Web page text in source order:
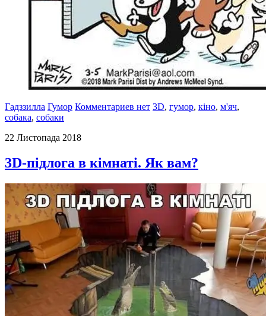
Гадззилла Гумор Комментариев нет 3D, гумор, кіно, м'яч,
собака, собаки
22 Листопада 2018
3D-підлога в кімнаті. Як вам?